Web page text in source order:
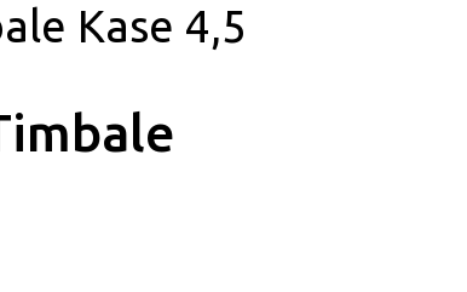
Kase 4,5